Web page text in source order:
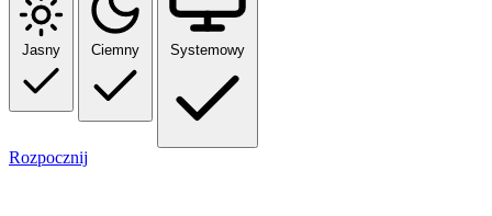
Jasny Ciemny Systemowy
Rozpocznij